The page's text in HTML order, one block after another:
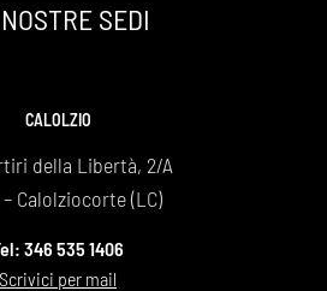
Bonaiti
SEDI
CALOLZIO
della Libertà, 2/A
– Calolziocorte (LC)
346 535 1406
Scrivici per mail